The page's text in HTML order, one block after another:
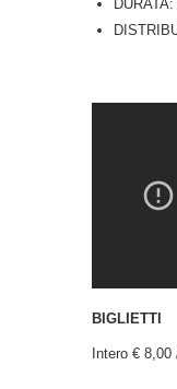
DURATA:
BIGLIETTI
Intero €